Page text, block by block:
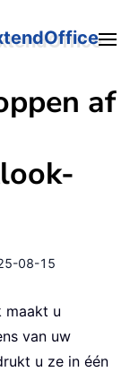
af
08-15
maakt u
van uw
u ze in één